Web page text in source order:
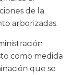
de la
arborizadas.
como medida
que se